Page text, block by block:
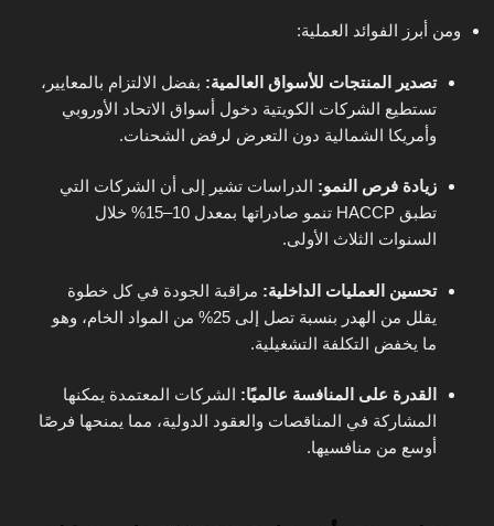
ومن أبرز الفوائد العملية:
تصدير المنتجات للأسواق العالمية: بفضل الالتزام بالمعايير،
تستطيع الشركات الكويتية دخول أسواق الاتحاد الأوروبي
وأمريكا الشمالية دون التعرض لرفض الشحنات.
زيادة فرص النمو: الدراسات تشير إلى أن الشركات التي
تطبق HACCP تنمو صادراتها بمعدل 10–15% خلال
السنوات الثلاث الأولى.
تحسين العمليات الداخلية: مراقبة الجودة في كل خطوة
يقلل من الهدر بنسبة تصل إلى 25% من المواد الخام، وهو
ما يخفض التكلفة التشغيلية.
القدرة على المنافسة عالميًا: الشركات المعتمدة يمكنها
المشاركة في المناقصات والعقود الدولية، مما يمنحها فرصًا
أوسع من منافسيها.